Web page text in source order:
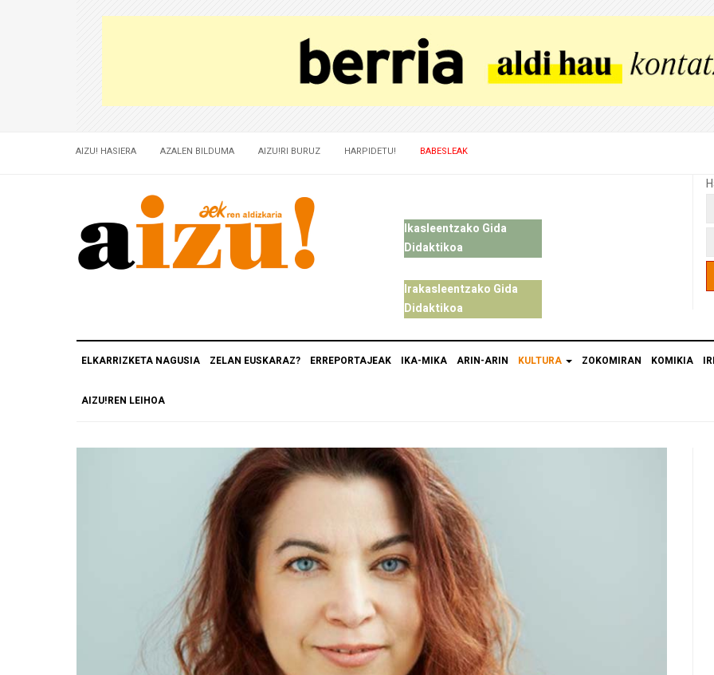
AIZU! HASIERA AZALEN BILDUMA AIZU!RI BURUZ HARPIDETU! BABESLEAK
Ikasleentzako Gida
Didaktikoa
Irakasleentzako Gida
Didaktikoa
ELKARRIZKETA NAGUSIA ZELAN EUSKARAZ? ERREPORTAJEAK IKA-MIKA ARIN-ARIN KULTURA ZOKOMIRAN KOMIKIA
AIZU!REN LEIHOA